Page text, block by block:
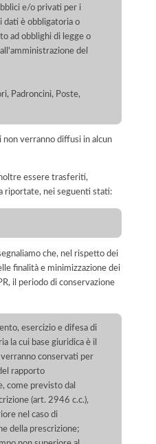
e/o privati per i
dati è obbligatoria o
ad obblighi di legge o
del
Padroncini, Poste,
non verranno diffusi in alcun
essere trasferiti,
riportate, nei seguenti stati:
che, nel rispetto dei
finalità e minimizzazione dei
il periodo di conservazione
esercizio e difesa di
la cui base giuridica è il
conservati per
rapporto
come previsto dal
(art. 2946 c.c.),
nel caso di
della prescrizione;